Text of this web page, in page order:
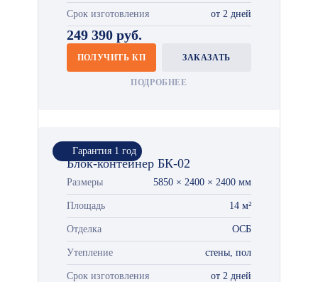
Срок изготовления от 2 дней
249 390 руб.
ПОЛУЧИТЬ КП ЗАКАЗАТЬ
ПОДРОБНЕЕ
Гарантия 1 год
Блок-контейнер БК-02
Размеры 5850 × 2400 × 2400 мм
Площадь 14 м²
Отделка ОСБ
Утепление стены, пол
Срок изготовления от 2 дней